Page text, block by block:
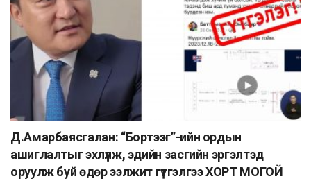
Д.Амарбаясгалан: “Бортээг”-ийн ордын
ашиглалтыг эхлүүлж, эдийн засгийн эргэлтэд
оруулж буй өдөр ээлжит гүтгэлгээ ХОРТ МОГОЙ